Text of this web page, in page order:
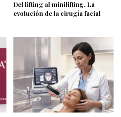
Del lifting al minilifting. La
evolución de la cirugía facial